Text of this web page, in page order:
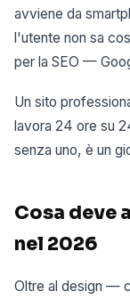
avviene da
l'utente non sa
per la SEO —
Un sito
lavora 24 ore su
senza uno, è un
Cosa deve
nel 2026
Oltre al design —